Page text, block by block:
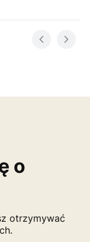
o
otrzymywać